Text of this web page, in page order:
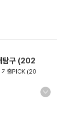
탐구 (202
기출PICK (20